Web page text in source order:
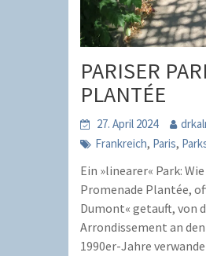
PARISER
PLANTÉE
27. April 2024
Frankreich, Paris,
Ein »linearer« Park:
Promenade Plantée,
Dumont« getauft, von
Arrondissement an
1990er-Jahre